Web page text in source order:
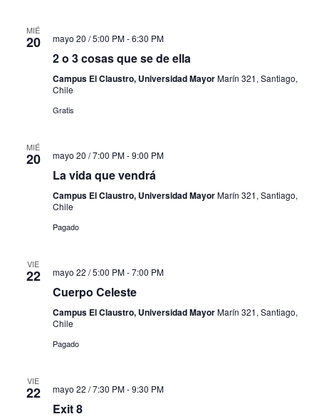
MIÉ
20 mayo 20 / 5:00 PM-6:30 PM
2 o 3 cosas que se de ella
Campus El Claustro, Universidad MayorMarín 321, Santiago,
Chile
Gratis
MIÉ
20 mayo 20 / 7:00 PM-9:00 PM
La vida que vendrá
Campus El Claustro, Universidad MayorMarín 321, Santiago,
Chile
Pagado
VIE
22 mayo 22 / 5:00 PM-7:00 PM
Cuerpo Celeste
Campus El Claustro, Universidad MayorMarín 321, Santiago,
Chile
Pagado
VIE
22 mayo 22 / 7:30 PM-9:30 PM
Exit 8